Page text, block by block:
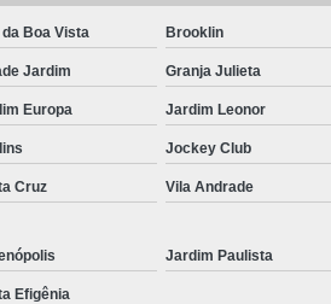
Corte a
Corte e
Boa Vista Brooklin
Jardim Granja Julieta
Europa Jardim Leonor
Jockey Club
Cruz Vila Andrade
Jardim Paulista
Efigênia